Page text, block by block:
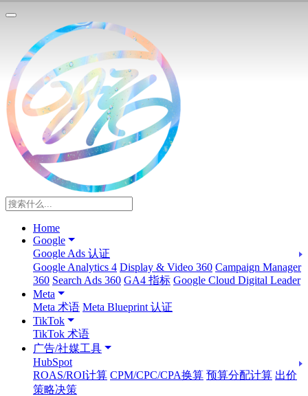
Home
Google
Google Ads 认证
Google Analytics 4 Display & Video 360 Campaign Manager
360 Search Ads 360 GA4 指标 Google Cloud Digital Leader
Meta
Meta 术语 Meta Blueprint 认证
TikTok
TikTok 术语
广告/社媒工具
HubSpot
ROAS/ROI计算 CPM/CPC/CPA换算 预算分配计算 出价
策略决策